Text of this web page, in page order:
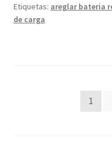
Etiquetas: areglar bateria
de carga
Paginación
1